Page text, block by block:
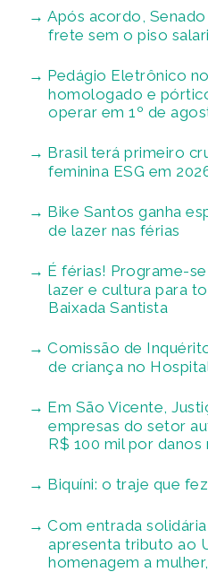
Após acordo,
frete sem o piso
Pedágio Eletrônico
homologado e
operar em 1º de
Brasil terá primeiro
feminina ESG em
Bike Santos ganha
de lazer nas férias
É férias! Programe-
lazer e cultura para
Baixada Santista
Comissão de
de criança no
Em São Vicente,
empresas do setor
R$ 100 mil por
Biquíni: o traje que
Com entrada
apresenta tributo ao
homenagem a